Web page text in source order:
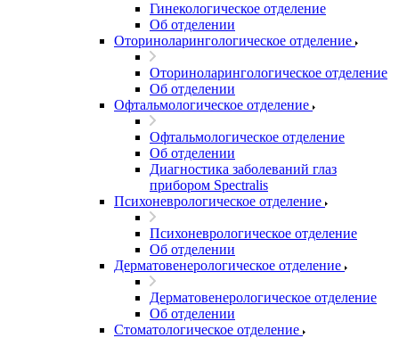
Гинекологическое отделение
Об отделении
Оториноларингологическое отделение
Оториноларингологическое отделение
Об отделении
Офтальмологическое отделение
Офтальмологическое отделение
Об отделении
Диагностика заболеваний глаз
прибором Spectralis
Психоневрологическое отделение
Психоневрологическое отделение
Об отделении
Дерматовенерологическое отделение
Дерматовенерологическое отделение
Об отделении
Стоматологическое отделение